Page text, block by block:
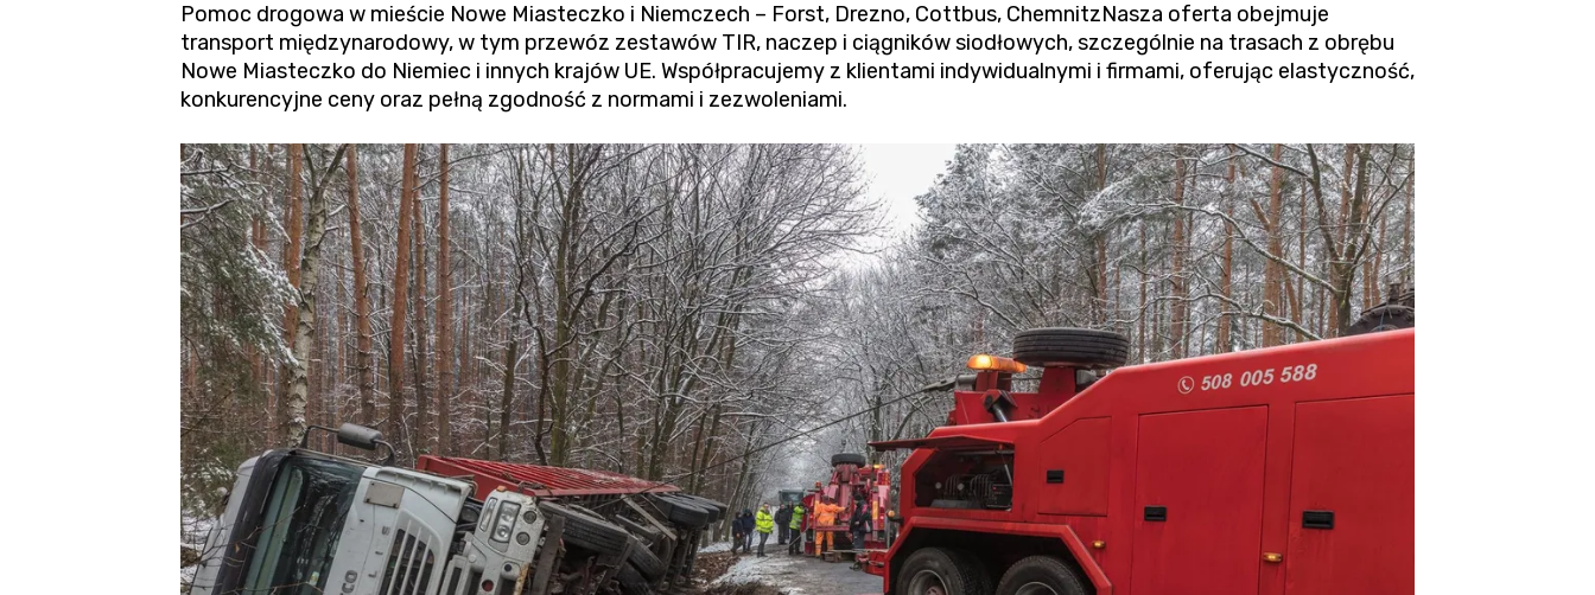
Pomoc drogowa w mieście Nowe Miasteczko i Niemczech – Forst, Drezno, Cottbus, ChemnitzNasza oferta obejmuje
transport międzynarodowy, w tym przewóz zestawów TIR, naczep i ciągników siodłowych, szczególnie na trasach z obrębu
Nowe Miasteczko do Niemiec i innych krajów UE. Współpracujemy z klientami indywidualnymi i firmami, oferując elastyczność,
konkurencyjne ceny oraz pełną zgodność z normami i zezwoleniami.